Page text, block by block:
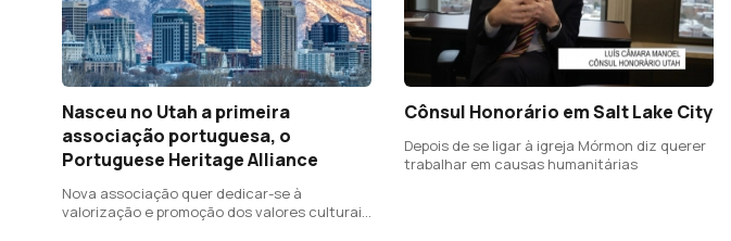
Nasceu no Utah a primeira
associação portuguesa, o
Portuguese Heritage Alliance
Nova associação quer dedicar-se à
valorização e promoção dos valores culturais
Cônsul Honorário em Salt Lake City
Depois de se ligar à igreja Mórmon diz querer
trabalhar em causas humanitárias